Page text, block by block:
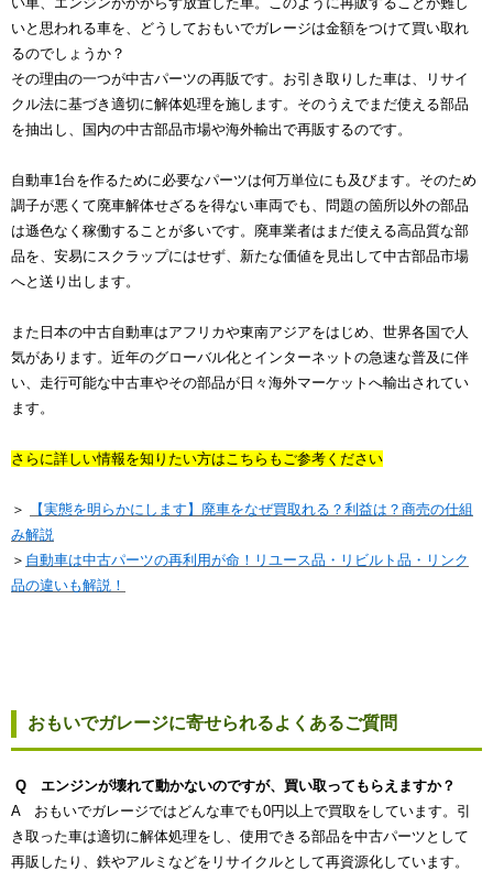
いと思われる車を、どうしておもいでガレージは金額をつけて買い取れ
るのでしょうか？
その理由の一つが中古パーツの再販です。お引き取りした車は、リサイ
クル法に基づき適切に解体処理を施します。そのうえでまだ使える部品
を抽出し、国内の中古部品市場や海外輸出で再販するのです。
自動車1台を作るために必要なパーツは何万単位にも及びます。そのため
調子が悪くて廃車解体せざるを得ない車両でも、問題の箇所以外の部品
は遜色なく稼働することが多いです。廃車業者はまだ使える高品質な部
品を、安易にスクラップにはせず、新たな価値を見出して中古部品市場
へと送り出します。
また日本の中古自動車はアフリカや東南アジアをはじめ、世界各国で人
気があります。近年のグローバル化とインターネットの急速な普及に伴
い、走行可能な中古車やその部品が日々海外マーケットへ輸出されてい
ます。
さらに詳しい情報を知りたい方はこちらもご参考ください
＞
【実態を明らかにします】廃車をなぜ買取れる？利益は？商売の仕組
み解説
＞ 自動車は中古パーツの再利用が命！リユース品・リビルト品・リンク
品の違いも解説！
おもいでガレージに寄せられるよくあるご質問
Q エンジンが壊れて動かないのですが、買い取ってもらえますか？
A おもいでガレージではどんな車でも0円以上で買取をしています。引
き取った車は適切に解体処理をし、使用できる部品を中古パーツとして
再販したり、鉄やアルミなどをリサイクルとして再資源化しています。